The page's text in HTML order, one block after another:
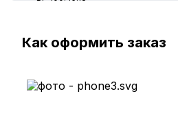
Как оформить заказ